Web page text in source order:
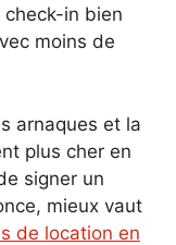
in bien
moins de
arnaques et la
plus cher en
signer un
mieux vaut
de location en